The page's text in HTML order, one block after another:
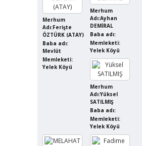
Merhum
Adı:Ferişte
ÖZTÜRK (ATAY)
Baba adı:
Mevlüt
Memleketi:
Yelek Köyü
Merhum
Adı:Ayhan
DEMİRAL
Baba adı:
Memleketi:
Yelek Köyü
Merhum
Adı:Yüksel
SATILMIŞ
Baba adı:
Memleketi:
Yelek Köyü